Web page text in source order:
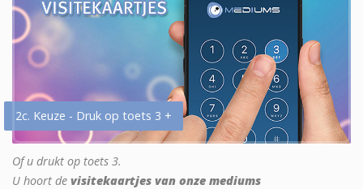
2c. Keuze - Druk op toets 3 +
Of u drukt op toets 3.
U hoort de visitekaartjes van onze mediums